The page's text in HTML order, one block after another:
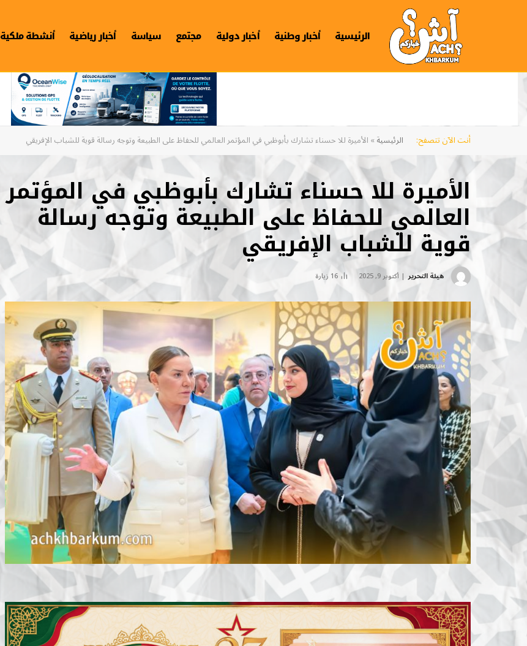
الرئيسية أخبار وطنية أخبار دولية مجتمع سياسة أخبار رياضية أنشطة ملكية
أنت الآن تتصفح: الرئيسية»الأميرة للا حسناء تشارك بأبوظبي في المؤتمر العالمي للحفاظ على الطبيعة وتوجه رسالة قوية للشباب الإفريقي
الأميرة للا حسناء تشارك بأبوظبي في المؤتمر
العالمي للحفاظ على الطبيعة وتوجه رسالة
قوية للشباب الإفريقي
هيئة التحرير أكتوبر 9, 2025 16زيارة